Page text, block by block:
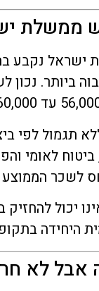
ממשלת
נקבע
ביותר.
תגמול לפי
לאומי
לשכר
יכול להחזיק
היחידה
לא